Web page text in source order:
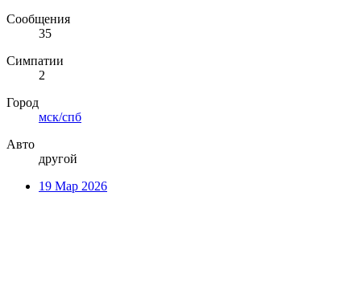
Сообщения
35
Симпатии
2
Город
мск/спб
Авто
другой
19 Мар 2026